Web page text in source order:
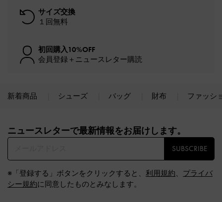
サイズ交換
１回無料
初回購入10%OFF
会員登録＋ニュースレター購読
新着商品 シューズ バッグ 財布 ファッシ
ニュースレターで最新情報をお届けします。​
SUBSCRIBE
※「登録する」ボタンをクリックすると、 利用規約、 プライバ
シー規約に同意したものとみなします。